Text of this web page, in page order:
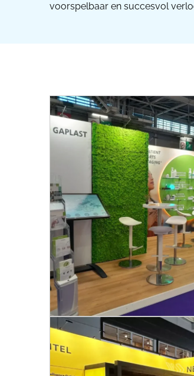
voorspelbaar en succesvol